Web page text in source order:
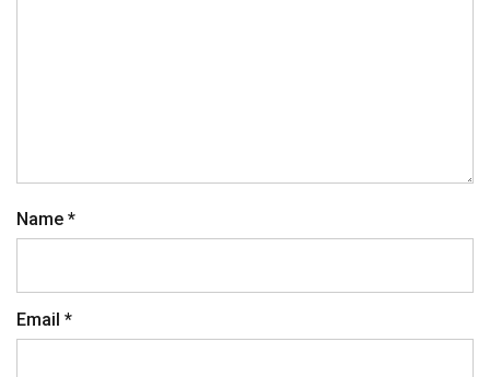
Name *
Email *